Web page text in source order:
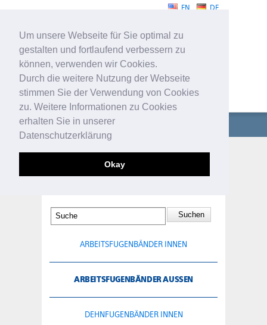
Um unsere Webseite für Sie optimal zu
gestalten und fortlaufend verbessern zu
können, verwenden wir Cookies.
Durch die weitere Nutzung der Webseite
stimmen Sie der Verwendung von Cookies
zu. Weitere Informationen zu Cookies
erhalten Sie in unserer
Datenschutzerklärung
Okay
DE
EN
FUGENBÄNDER
UNTERNEHMEN
FUGENBÄNDER
KONTAKT
ARBEITSFUGENBÄNDER
ARBEITSFUGENBÄNDER INNEN
ARBEITSFUGENBÄNDER AUSSEN
DEHNFUGENBÄNDER INNEN